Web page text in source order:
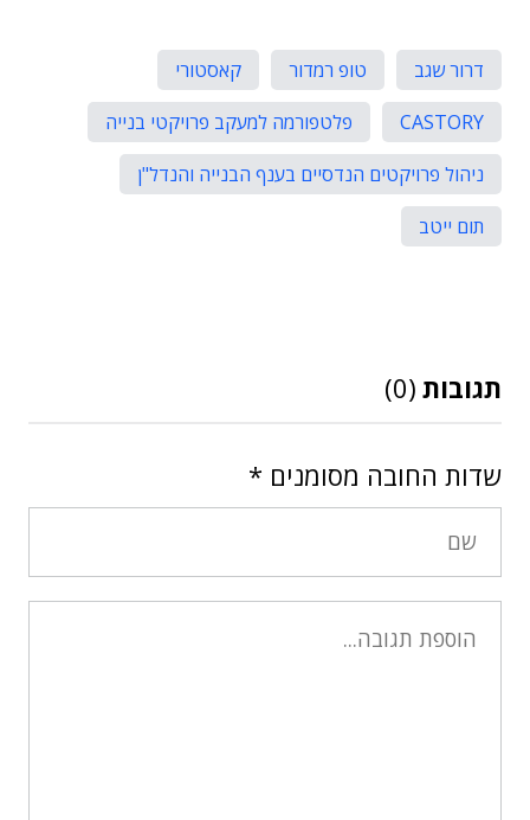
דרור שגב טופ רמדור
קאסטורי
CASTORY
פלטפורמה למעקב פרויקטי בנייה
ניהול פרויקטים הנדסיים בענף הבנייה והנדל"ן
תום ייטב
תגובות (0)
שדות החובה מסומנים *